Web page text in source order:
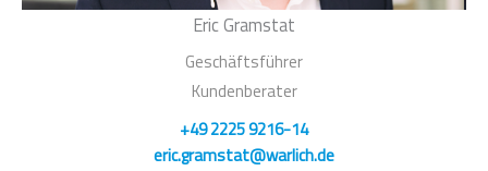
Eric Gramstat
Geschäftsführer
Kundenberater
+49 2225 9216-14
eric.gramstat@warlich.de